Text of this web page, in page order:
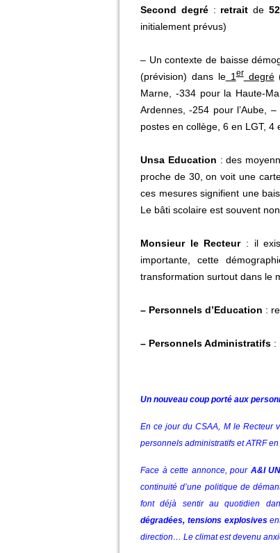
Second degré: retrait de
initialement prévus)
– Un contexte de baisse
(prévision) dans le1erdegré
Marne, -334 pour la Haute-
Ardennes, -254 pour l’Aube,
postes en collège, 6 en LGT, 4
Unsa Education : des
proche de 30, on voit une
ces mesures signifient une
Le bâti scolaire est souvent
Monsieur le Recteur: il
importante, cette
transformation surtout dans le
– Personnels d’Education :
– Personnels Administratifs :
Un nouveau coup porté aux
En ce jour du CSAA, M le Recteur
personnels administratifs et ATRF
Face à cette annonce, pourA&I
continuité d’une politique de
font déjà sentir au quotidien
dégradées, tensions explosives
direction… Le climat est devenu